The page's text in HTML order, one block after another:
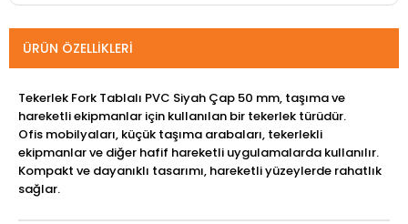
ÜRÜN ÖZELLIKLERI
Tekerlek Fork Tablalı PVC Siyah Çap 50 mm, taşıma ve
hareketli ekipmanlar için kullanılan bir tekerlek türüdür.
Ofis mobilyaları, küçük taşıma arabaları, tekerlekli
ekipmanlar ve diğer hafif hareketli uygulamalarda kullanılır.
Kompakt ve dayanıklı tasarımı, hareketli yüzeylerde rahatlık
sağlar.